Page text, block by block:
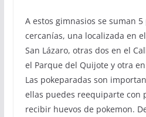
A estos gimnasios se suman
cercanías, una localizada en
San Lázaro, otras dos en el
el Parque del Quijote y otra
Las pokeparadas son
ellas puedes reequiparte con
recibir huevos de pokemon.